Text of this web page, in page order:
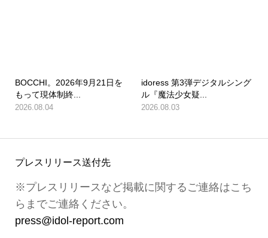
BOCCHI。2026年9月21日を
もって現体制終...
2026.08.04
idoress 第3弾デジタルシング
ル『魔法少女疑...
2026.08.03
プレスリリース送付先
※プレスリリースなど掲載に関するご連絡はこち
らまでご連絡ください。
press@idol-report.com